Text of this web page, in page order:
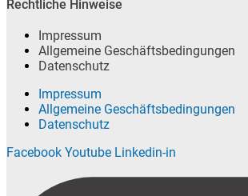
Rechtliche Hinweise
Impressum
Allgemeine Geschäftsbedingungen
Datenschutz
Impressum
Allgemeine Geschäftsbedingungen
Datenschutz
Facebook Youtube Linkedin-in